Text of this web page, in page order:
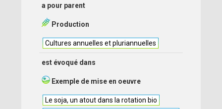
a pour parent
Production
Cultures annuelles et pluriannuelles
est évoqué dans
Exemple de mise en oeuvre
Le soja, un atout dans la rotation bio